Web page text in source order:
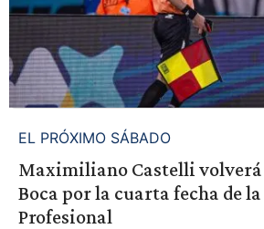
EL PRÓXIMO SÁBADO
Maximiliano Castelli
Boca por la cuarta fecha de
Profesional